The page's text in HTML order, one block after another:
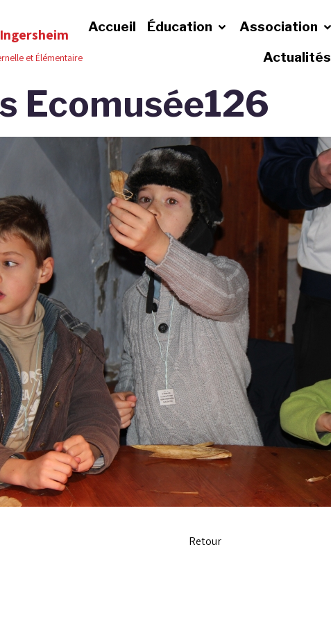
et Élémentaire
Accueil Éducation Association
Actualités
Ecomusée126
Retour